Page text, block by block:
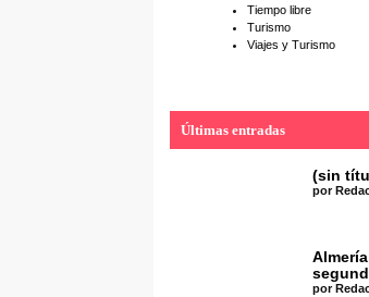
Tiempo libre
Turismo
Viajes y Turismo
Últimas entradas
(sin
por
por